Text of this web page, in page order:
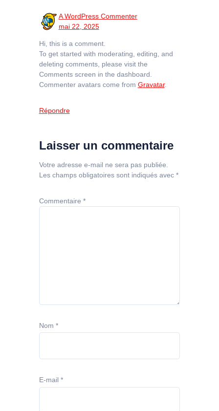
A WordPress Commenter
mai 22, 2025
Hi, this is a comment.
To get started with moderating, editing, and
deleting comments, please visit the
Comments screen in the dashboard.
Commenter avatars come from Gravatar.
Répondre
Laisser un commentaire
Votre adresse e-mail ne sera pas publiée.
Les champs obligatoires sont indiqués avec *
Commentaire *
Nom *
E-mail *